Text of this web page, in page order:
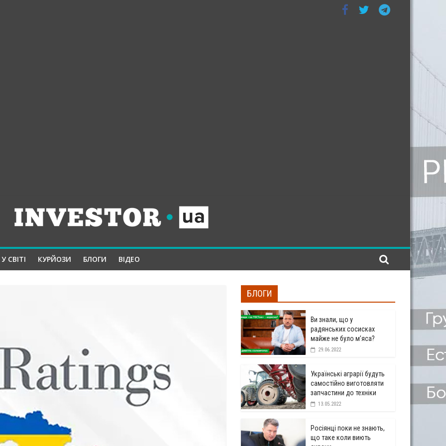
У СВІТІ КУРЙОЗИ БЛОГИ ВІДЕО
БЛОГИ
Ви знали, що у
радянських сосисках
майже не було м’яса?
29.06.2022
Українські аграрії будуть
самостійно виготовляти
запчастини до техніки
13.05.2022
Росіянці поки не знають,
що таке коли виють